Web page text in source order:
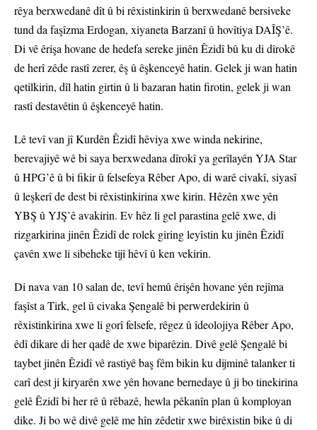
rêya berxwedanê dît û bi rêxistinkirin û berxwedanê bersiveke
tund da faşîzma Erdogan, xiyaneta Barzanî û hovîtiya DAÎŞ’ê.
Di vê êrişa hovane de hedefa sereke jinên Êzidî bû ku di dîrokê
de herî zêde rastî zerer, êş û êşkenceyê hatin. Gelek ji wan hatin
qetilkirin, dîl hatin girtin û li bazaran hatin firotin, gelek ji wan
rastî destavêtin û êşkenceyê hatin.
Lê tevî van jî Kurdên Êzidî hêviya xwe winda nekirine,
berevajiyê wê bi saya berxwedana dîrokî ya gerîlayên YJA Star
û HPG’ê û bi fikir û felsefeya Rêber Apo, di warê civakî, siyasî
û leşkerî de dest bi rêxistinkirina xwe kirin. Hêzên xwe yên
YBŞ û YJŞ’ê avakirin. Ev hêz li gel parastina gelê xwe, di
rizgarkirina jinên Êzidî de rolek giring leyîstin ku jinên Êzidî
çavên xwe li sibeheke tijî hêvî û ken vekirin.
Di nava van 10 salan de, tevî hemû êrişên hovane yên rejîma
faşîst a Tirk, gel û civaka Şengalê bi perwerdekirin û
rêxistinkirina xwe li gorî felsefe, rêgez û îdeolojiya Rêber Apo,
êdî dikare di her qadê de xwe biparêzin. Divê gelê Şengalê bi
taybet jinên Êzidî vê rastiyê baş fêm bikin ku dijminê talanker ti
carî dest ji kiryarên xwe yên hovane bernedaye û ji bo tinekirina
gelê Êzidî bi her rê û rêbazê, hewla pêkanîn plan û komployan
dike. Ji bo wê divê gelê me hîn zêdetir xwe birêxistin bike û di